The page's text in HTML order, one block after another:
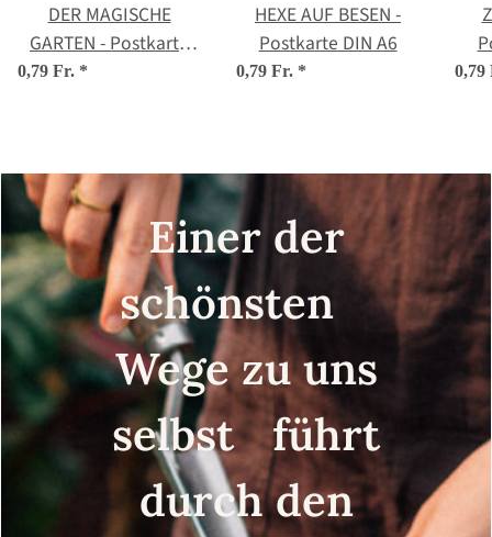
DER MAGISCHE
GARTEN - Postkarte
DIN A6
0,79 Fr. *
HEXE AUF BESEN -
Postkarte DIN A6
0,79 Fr. *
Einer der
schönsten
Wege zu uns
selbst führt
durch den